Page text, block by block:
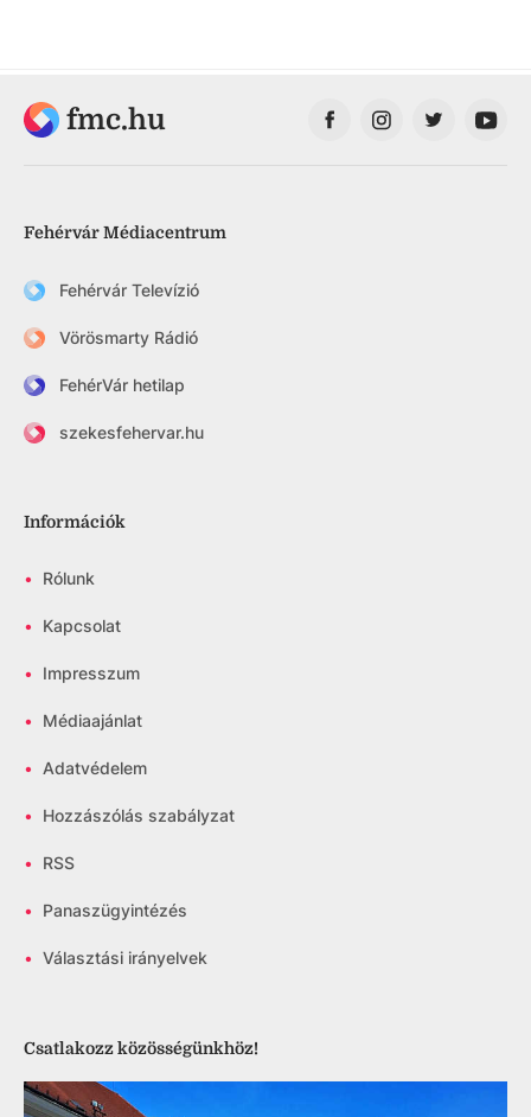
fmc.hu
Fehérvár Médiacentrum
Fehérvár Televízió
Vörösmarty Rádió
FehérVár hetilap
szekesfehervar.hu
Információk
• Rólunk
• Kapcsolat
• Impresszum
• Médiaajánlat
• Adatvédelem
• Hozzászólás szabályzat
• RSS
• Panaszügyintézés
• Választási irányelvek
Csatlakozz közösségünkhöz!